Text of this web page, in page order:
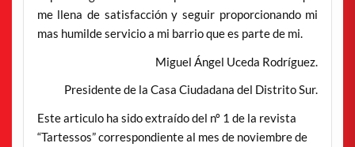
me llena de satisfacción y seguir proporcionando mi
mas humilde servicio a mi barrio que es parte de mi.
Miguel Ángel Uceda Rodríguez.
Presidente de la Casa Ciudadana del Distrito Sur.
Este articulo ha sido extraído del nº 1 de la revista
“Tartessos” correspondiente al mes de noviembre de